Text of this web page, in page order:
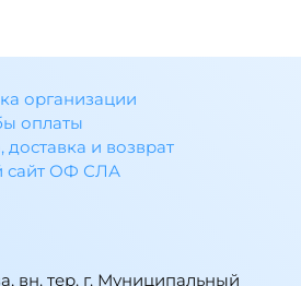
организации
оплаты
доставка и возврат
сайт ОФ СЛА
вн. тер. г. Муниципальный